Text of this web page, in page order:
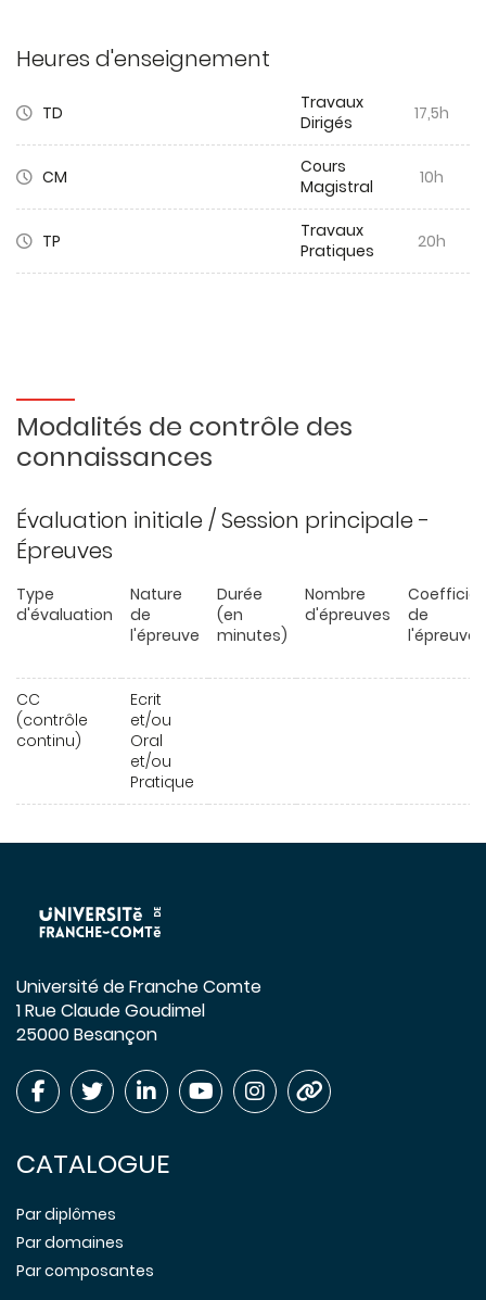
Heures d'enseignement
TD
Travaux
Dirigés
17,5h
CM
Cours
Magistral
10h
TP
Travaux
Pratiques
20h
Modalités de contrôle des
connaissances
Évaluation initiale / Session principale -
Épreuves
Type
d'évaluation
Nature
de
l'épreuve
Durée
(en
minutes)
Nombre
d'épreuves
de
l'épreuve
CC
(contrôle
continu)
Ecrit
et/ou
Oral
et/ou
Pratique
Université de Franche Comte
1 Rue Claude Goudimel
25000 Besançon
CATALOGUE
Par diplômes
Par domaines
Par composantes